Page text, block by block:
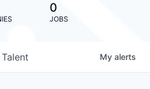
0
JOBS
Talent My alerts